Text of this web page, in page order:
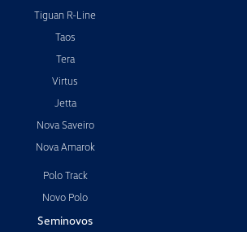
Tiguan R-Line
Taos
Tera
Virtus
Jetta
Nova Saveiro
Nova Amarok
Polo Track
Novo Polo
Seminovos